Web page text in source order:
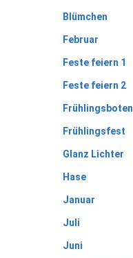
Blümchen
Februar
Feste feiern 1
Feste feiern 2
Frühlingsboten
Frühlingsfest
Glanz Lichter
Hase
Januar
Juli
Juni